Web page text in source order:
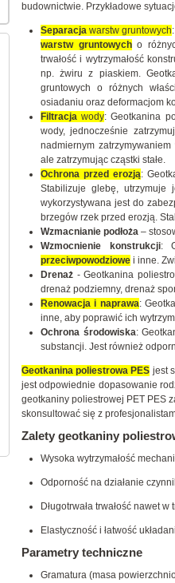
budownictwie. Przykładowe
Separacja warstw gruntowych
warstw gruntowycho
trwałość i wytrzymałość
np. żwiru z piaskiem.
gruntowych o różnych
osiadaniu oraz deformacjom
Filtracja wody: Geotkanina
wody, jednocześnie
nadmiernym
ale zatrzymując cząstki stałe.
Ochrona przed erozją:
Stabilizuje glebę, utrzymuje
wykorzystywana jest do
brzegów rzek przed erozją.
Wzmacnianie podłoża –
Wzmocnienie konstrukcji:
przeciwpowodziowe i inne.
Drenaż - Geotkanina
drenaż podziemny, drenaż
Renowacja i naprawa:
inne, aby poprawić ich
Ochrona środowiska:
substancji. Jest również
Geotkanina poliestrowa PES jest
jest odpowiednie dopasowanie
geotkaniny poliestrowej PET PES
skonsultować się z
Zalety geotkaniny
Wysoka wytrzymałość
Odporność na działanie
Długotrwała trwałość nawet
Elastyczność i łatwość
Parametry techniczne
Gramatura (masa